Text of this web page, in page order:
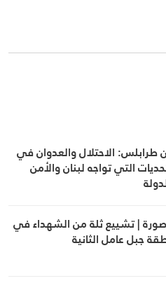
طرابلس: الاحتلال والعدوان في
التي تواجه لبنان والأمن
| تشييع ثلة من الشهداء في
جبل عامل الثانية